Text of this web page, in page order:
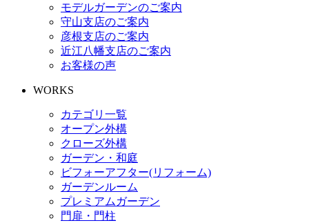
モデルガーデンのご案内
守山支店のご案内
彦根支店のご案内
近江八幡支店のご案内
お客様の声
WORKS
カテゴリ一覧
オープン外構
クローズ外構
ガーデン・和庭
ビフォーアフター(リフォーム)
ガーデンルーム
プレミアムガーデン
門扉・門柱